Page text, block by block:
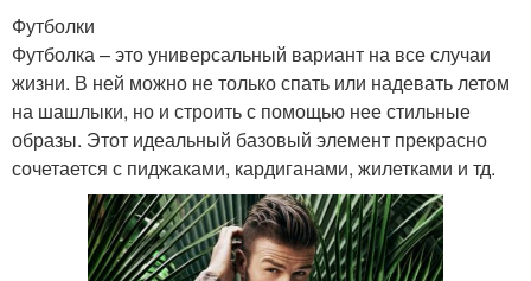
Футболки
Футболка – это универсальный вариант на все случаи
жизни. В ней можно не только спать или надевать летом
на шашлыки, но и строить с помощью нее стильные
образы. Этот идеальный базовый элемент прекрасно
сочетается с пиджаками, кардиганами, жилетками и тд.